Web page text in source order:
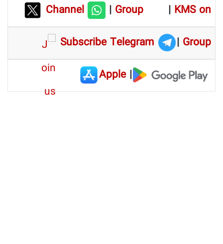
Channel |Group | KMS on
Subscribe Telegram
| Group
|
Apple